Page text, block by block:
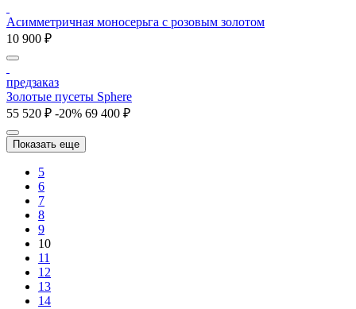
Асимметричная моносерьга с розовым золотом
10 900 ₽
предзаказ
Золотые пусеты Sphere
55 520 ₽ -20% 69 400 ₽
Показать еще
5
6
7
8
9
10
11
12
13
14